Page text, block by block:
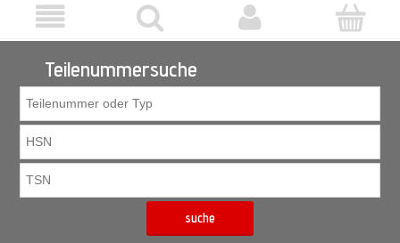
Teilenummersuche
suche